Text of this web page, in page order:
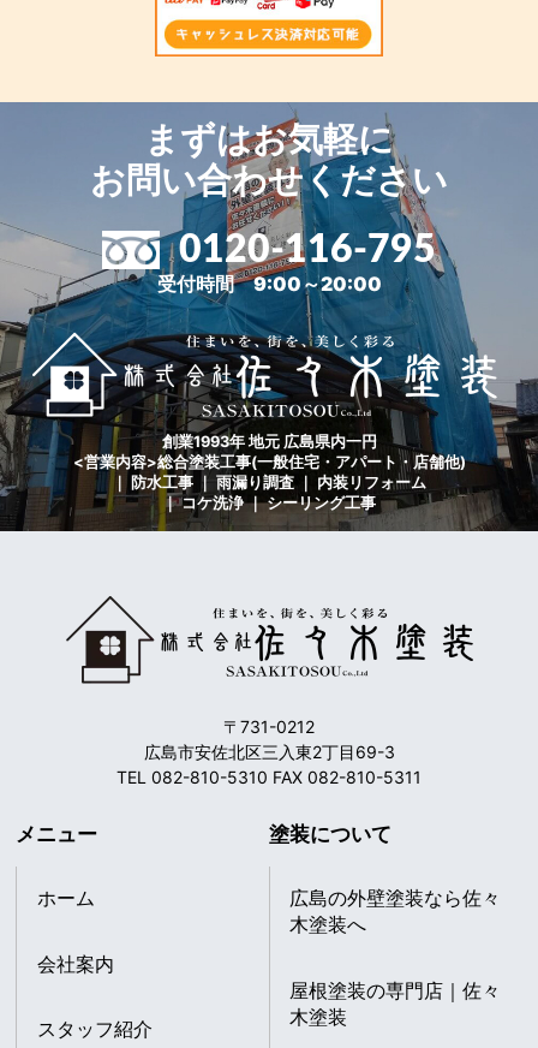
まずはお気軽に
お問い合わせください
0120-116-795
受付時間 9:00～20:00
創業1993年 地元 広島県内一円
<営業内容>総合塗装工事(一般住宅・アパート・店舗他)
｜ 防水工事 ｜ 雨漏り調査 ｜ 内装リフォーム
｜ コケ洗浄 ｜ シーリング工事
〒731-0212
広島市安佐北区三入東2丁目69-3
TEL 082-810-5310 FAX 082-810-5311
メニュー
ホーム
会社案内
スタッフ紹介
塗装について
広島の外壁塗装なら佐々
木塗装へ
屋根塗装の専門店｜佐々
木塗装